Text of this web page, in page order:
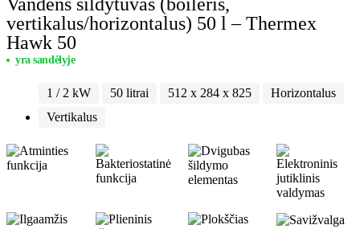
vertikalus/horizontalus) 50 l – Thermex
Hawk 50
yra sandėlyje
1 / 2 kW 50 litrai 512 x 284 x 825
Horizontalus
Vertikalus